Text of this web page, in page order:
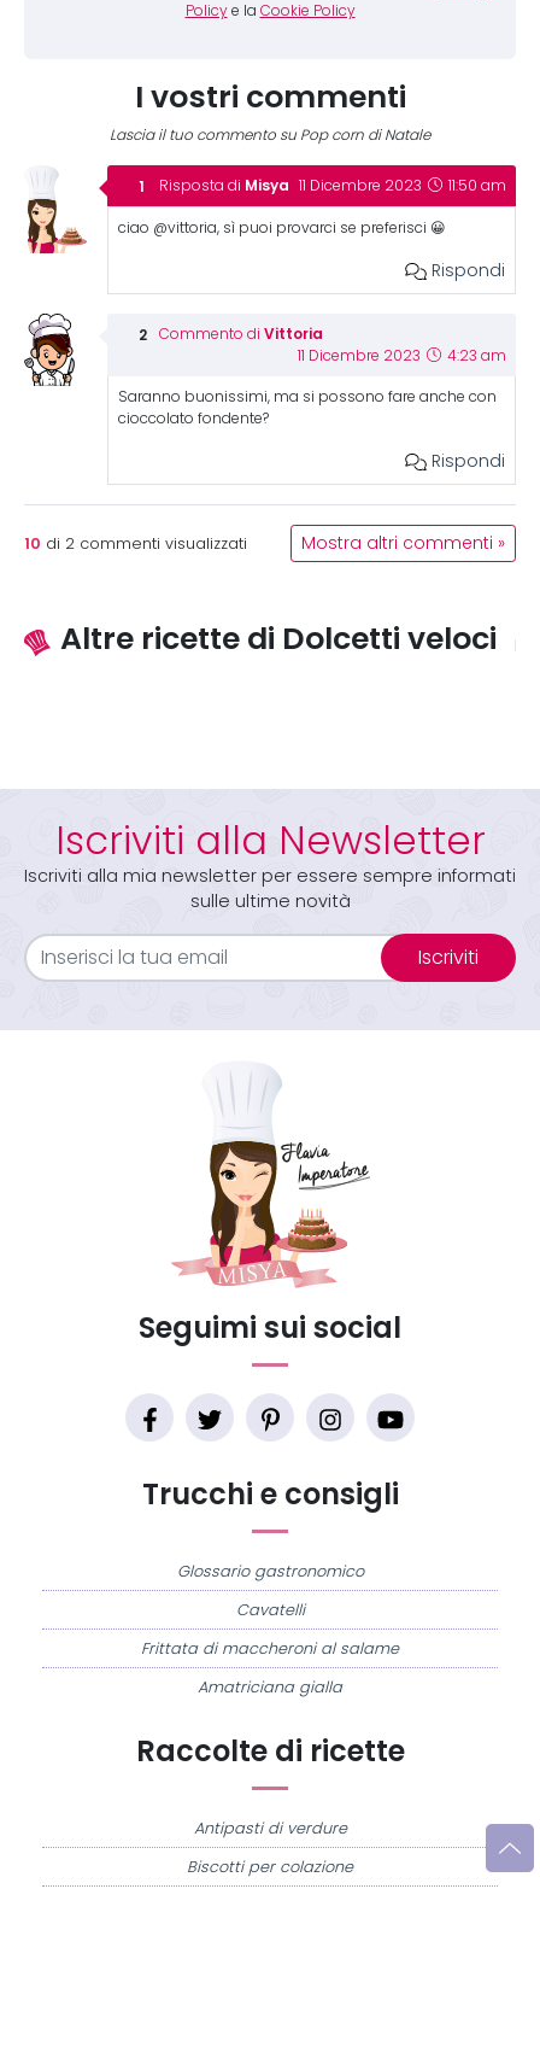
Policy e la Cookie Policy
I vostri commenti
Lascia il tuo commento su Pop corn di Natale
Risposta di Misya 11 Dicembre 2023 11:50 am
ciao @vittoria, sì puoi provarci se preferisci 😀
Rispondi
Commento di Vittoria
11 Dicembre 2023 4:23 am
Saranno buonissimi, ma si possono fare anche con
cioccolato fondente?
Rispondi
10 di 2 commenti visualizzati Mostra altri commenti »
Altre ricette di Dolcetti veloci
Iscriviti alla Newsletter
Iscriviti alla mia newsletter per essere sempre informati
sulle ultime novità
Iscriviti
Raccolte di ricette
Antipasti di verdure
Biscotti per colazione
Trucchi e consigli
Glossario gastronomico
Cavatelli
Frittata di maccheroni al salame
Amatriciana gialla
Seguimi sui social